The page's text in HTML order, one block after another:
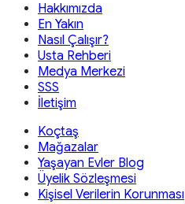
Hakkımızda
En Yakın
Nasıl Çalışır?
Usta Rehberi
Medya Merkezi
SSS
İletişim
Koçtaş
Mağazalar
Yaşayan Evler Blog
Üyelik Sözleşmesi
Kişisel Verilerin Korunması